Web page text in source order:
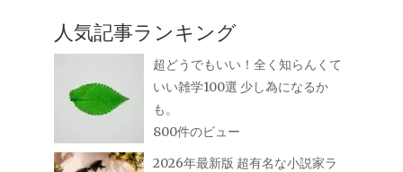
人気記事ランキング
超どうでもいい！全く知らんくて
いい雑学100選 少し為になるか
も。
800件のビュー
2026年最新版 超有名な小説家ラ